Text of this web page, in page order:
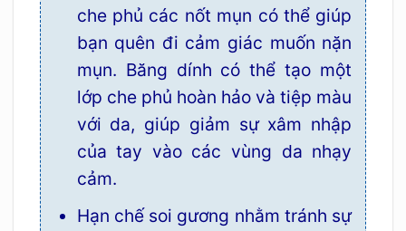
che phủ các nốt mụn có thể giúp
bạn quên đi cảm giác muốn nặn
mụn. Băng dính có thể tạo một
lớp che phủ hoàn hảo và tiệp màu
với da, giúp giảm sự xâm nhập
của tay vào các vùng da nhạy
cảm.
Hạn chế soi gương nhằm tránh sự